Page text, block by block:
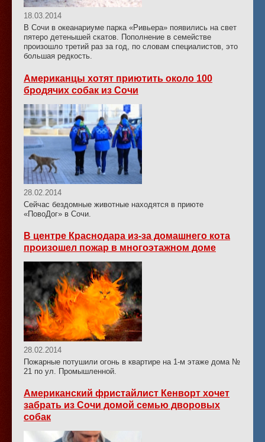
18.03.2014
В Сочи в океанариуме парка «Ривьера» появились на свет
пятеро детенышей скатов. Пополнение в семействе
произошло третий раз за год, по словам специалистов, это
большая редкость.
Американцы хотят приютить около 100
бродячих собак из Сочи
28.02.2014
Сейчас бездомные животные находятся в приюте
«ПовоДог» в Сочи.
В центре Краснодара из-за домашнего кота
произошел пожар в многоэтажном доме
28.02.2014
Пожарные потушили огонь в квартире на 1-м этаже дома №
21 по ул. Промышленной.
Американский фристайлист Кенворт хочет
забрать из Сочи домой семью дворовых
собак